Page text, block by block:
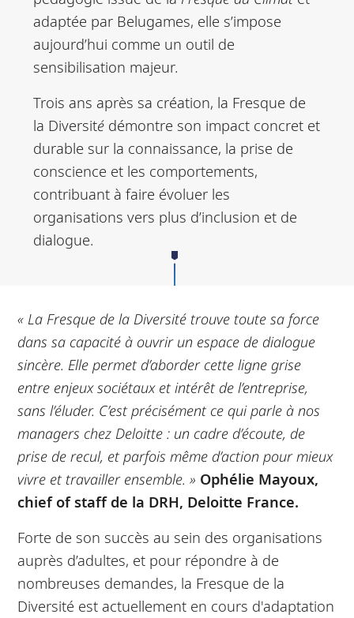
adaptée par Belugames, elle s’impose
aujourd’hui comme un outil de
sensibilisation majeur.
Trois ans après sa création, la Fresque de
la Diversité démontre son impact concret et
durable sur la connaissance, la prise de
conscience et les comportements,
contribuant à faire évoluer les
organisations vers plus d’inclusion et de
dialogue.
« La Fresque de la Diversité trouve toute sa force
dans sa capacité à ouvrir un espace de dialogue
sincère. Elle permet d’aborder cette ligne grise
entre enjeux sociétaux et intérêt de l’entreprise,
sans l’éluder. C’est précisément ce qui parle à nos
managers chez Deloitte : un cadre d’écoute, de
prise de recul, et parfois même d’action pour mieux
vivre et travailler ensemble. » Ophélie Mayoux,
chief of staff de la DRH, Deloitte France.
Forte de son succès au sein des organisations
auprès d’adultes, et pour répondre à de
nombreuses demandes, la Fresque de la
Diversité est actuellement en cours d'adaptation